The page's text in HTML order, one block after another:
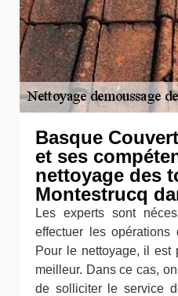
Basque
et ses
nettoyage des
Montestrucq
Les experts sont
effectuer les
Pour le nettoyage, il est
meilleur. Dans ce cas,
de solliciter le service